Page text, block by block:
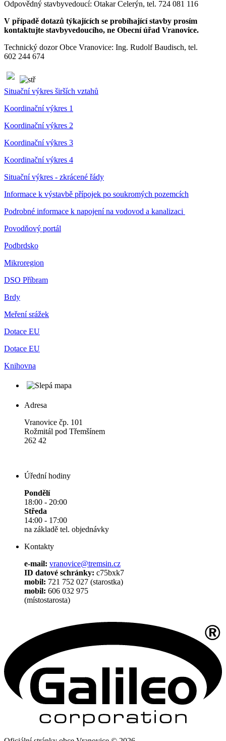
Odpovědný stavbyvedoucí: Otakar Celerýn, tel. 724 081 116
V případě dotazů týkajících se probíhající stavby prosím
kontaktujte stavbyvedoucího, ne Obecní úřad Vranovice.
Technický dozor Obce Vranovice: Ing. Rudolf Baudisch, tel.
602 244 674
Situační výkres širších vztahů
Koordinační výkres 1
Koordinační výkres 2
Koordinační výkres 3
Koordinační výkres 4
Situační výkres - zkrácené řády
Informace k výstavbě přípojek po soukromých pozemcích
Podrobné informace k napojení na vodovod a kanalizaci
Povodňový portál
Podbrdsko
Mikroregion
DSO Příbram
Brdy
Meření srážek
Dotace EU
Dotace EU
Knihovna
Adresa
Vranovice čp. 101
Rožmitál pod Třemšínem
262 42
Úřední hodiny
Pondělí
18:00 - 20:00
Středa
14:00 - 17:00
na základě tel. objednávky
Kontakty
e-mail: vranovice@tremsin.cz
ID datové schránky: c75bxk7
mobil: 721 752 027 (starostka)
mobil: 606 032 975
(místostarosta)